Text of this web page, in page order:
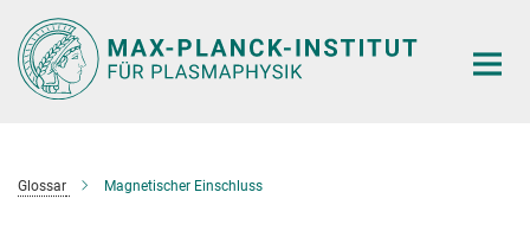
Hauptinhalt
Glossar Magnetischer Einschluss